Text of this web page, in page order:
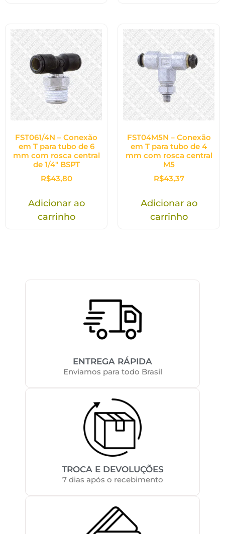
FST061/4N – Conexão
em T para tubo de 6
mm com rosca central
de 1/4″ BSPT
R$43,80
Adicionar ao
carrinho
FST04M5N – Conexão
em T para tubo de 4
mm com rosca central
M5
R$43,37
Adicionar ao
carrinho
ENTREGA RÁPIDA
Enviamos para todo Brasil
TROCA E DEVOLUÇÕES
7 dias após o recebimento